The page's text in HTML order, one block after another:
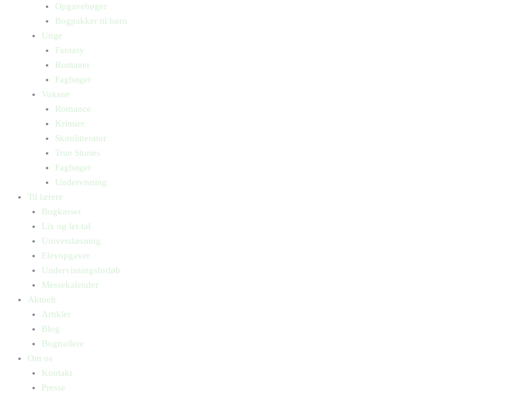
Opgavebøger
Bogpakker til børn
Unge
Fantasy
Romaner
Fagbøger
Voksne
Romance
Krimier
Skønlitteratur
True Stories
Fagbøger
Undervisning
Til lærere
Bogkasser
Lix og let-tal
Universlæsning
Elevopgaver
Undervisningsforløb
Messekalender
Aktuelt
Artikler
Blog
Bogtrailere
Om os
Kontakt
Presse